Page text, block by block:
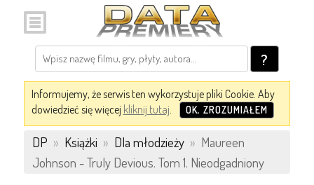
?
Informujemy, że serwis ten wykorzystuje pliki Cookie. Aby
dowiedzieć się więcej kliknij tutaj. OK, ZROZUMIAŁEM
DP » Książki » Dla młodzieży » Maureen
Johnson - Truly Devious. Tom 1. Nieodgadniony